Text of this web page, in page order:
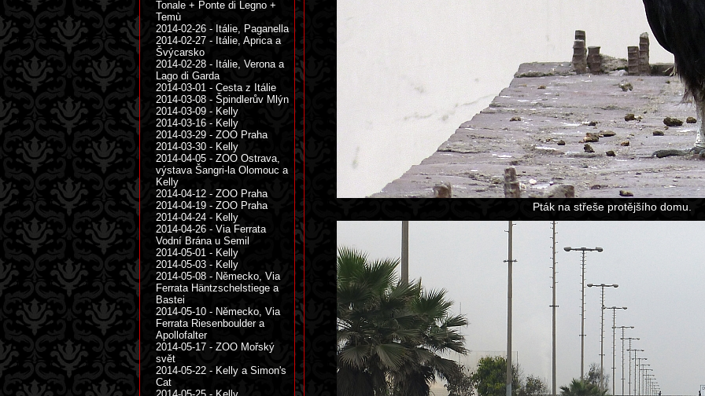
Pták na střeše protějšího domu.
Tonale + Ponte di Legno +
Temù
2014-02-26 - Itálie, Paganella
2014-02-27 - Itálie, Aprica a
Švýcarsko
2014-02-28 - Itálie, Verona a
Lago di Garda
2014-03-01 - Cesta z Itálie
2014-03-08 - Špindlerův Mlýn
2014-03-09 - Kelly
2014-03-16 - Kelly
2014-03-29 - ZOO Praha
2014-03-30 - Kelly
2014-04-05 - ZOO Ostrava,
výstava Šangri-la Olomouc a
Kelly
2014-04-12 - ZOO Praha
2014-04-19 - ZOO Praha
2014-04-24 - Kelly
2014-04-26 - Via Ferrata
Vodní Brána u Semil
2014-05-01 - Kelly
2014-05-03 - Kelly
2014-05-08 - Německo, Via
Ferrata Häntzschelstiege a
Bastei
2014-05-10 - Německo, Via
Ferrata Riesenboulder a
Apollofalter
2014-05-17 - ZOO Mořský
svět
2014-05-22 - Kelly a Simon's
Cat